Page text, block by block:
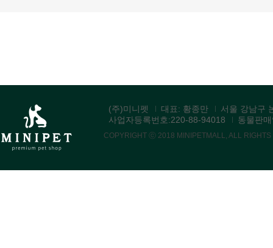
(주)미니펫 대표: 황종만
서울 강남구
사업자등록번호:220-88-94018
동물판
COPYRIGHT ⓒ 2018 MINIPETMALL, ALL